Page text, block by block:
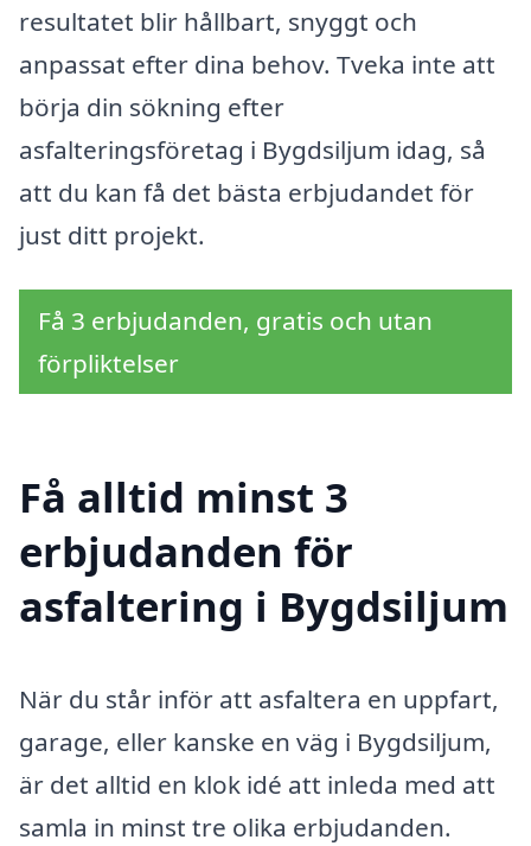
resultatet blir hållbart, snyggt och
anpassat efter dina behov. Tveka inte att
börja din sökning efter
asfalteringsföretag i Bygdsiljum idag, så
att du kan få det bästa erbjudandet för
just ditt projekt.
Få 3 erbjudanden, gratis och utan
förpliktelser
Få alltid minst 3
erbjudanden för
asfaltering i Bygdsiljum
När du står inför att asfaltera en uppfart,
garage, eller kanske en väg i Bygdsiljum,
är det alltid en klok idé att inleda med att
samla in minst tre olika erbjudanden.